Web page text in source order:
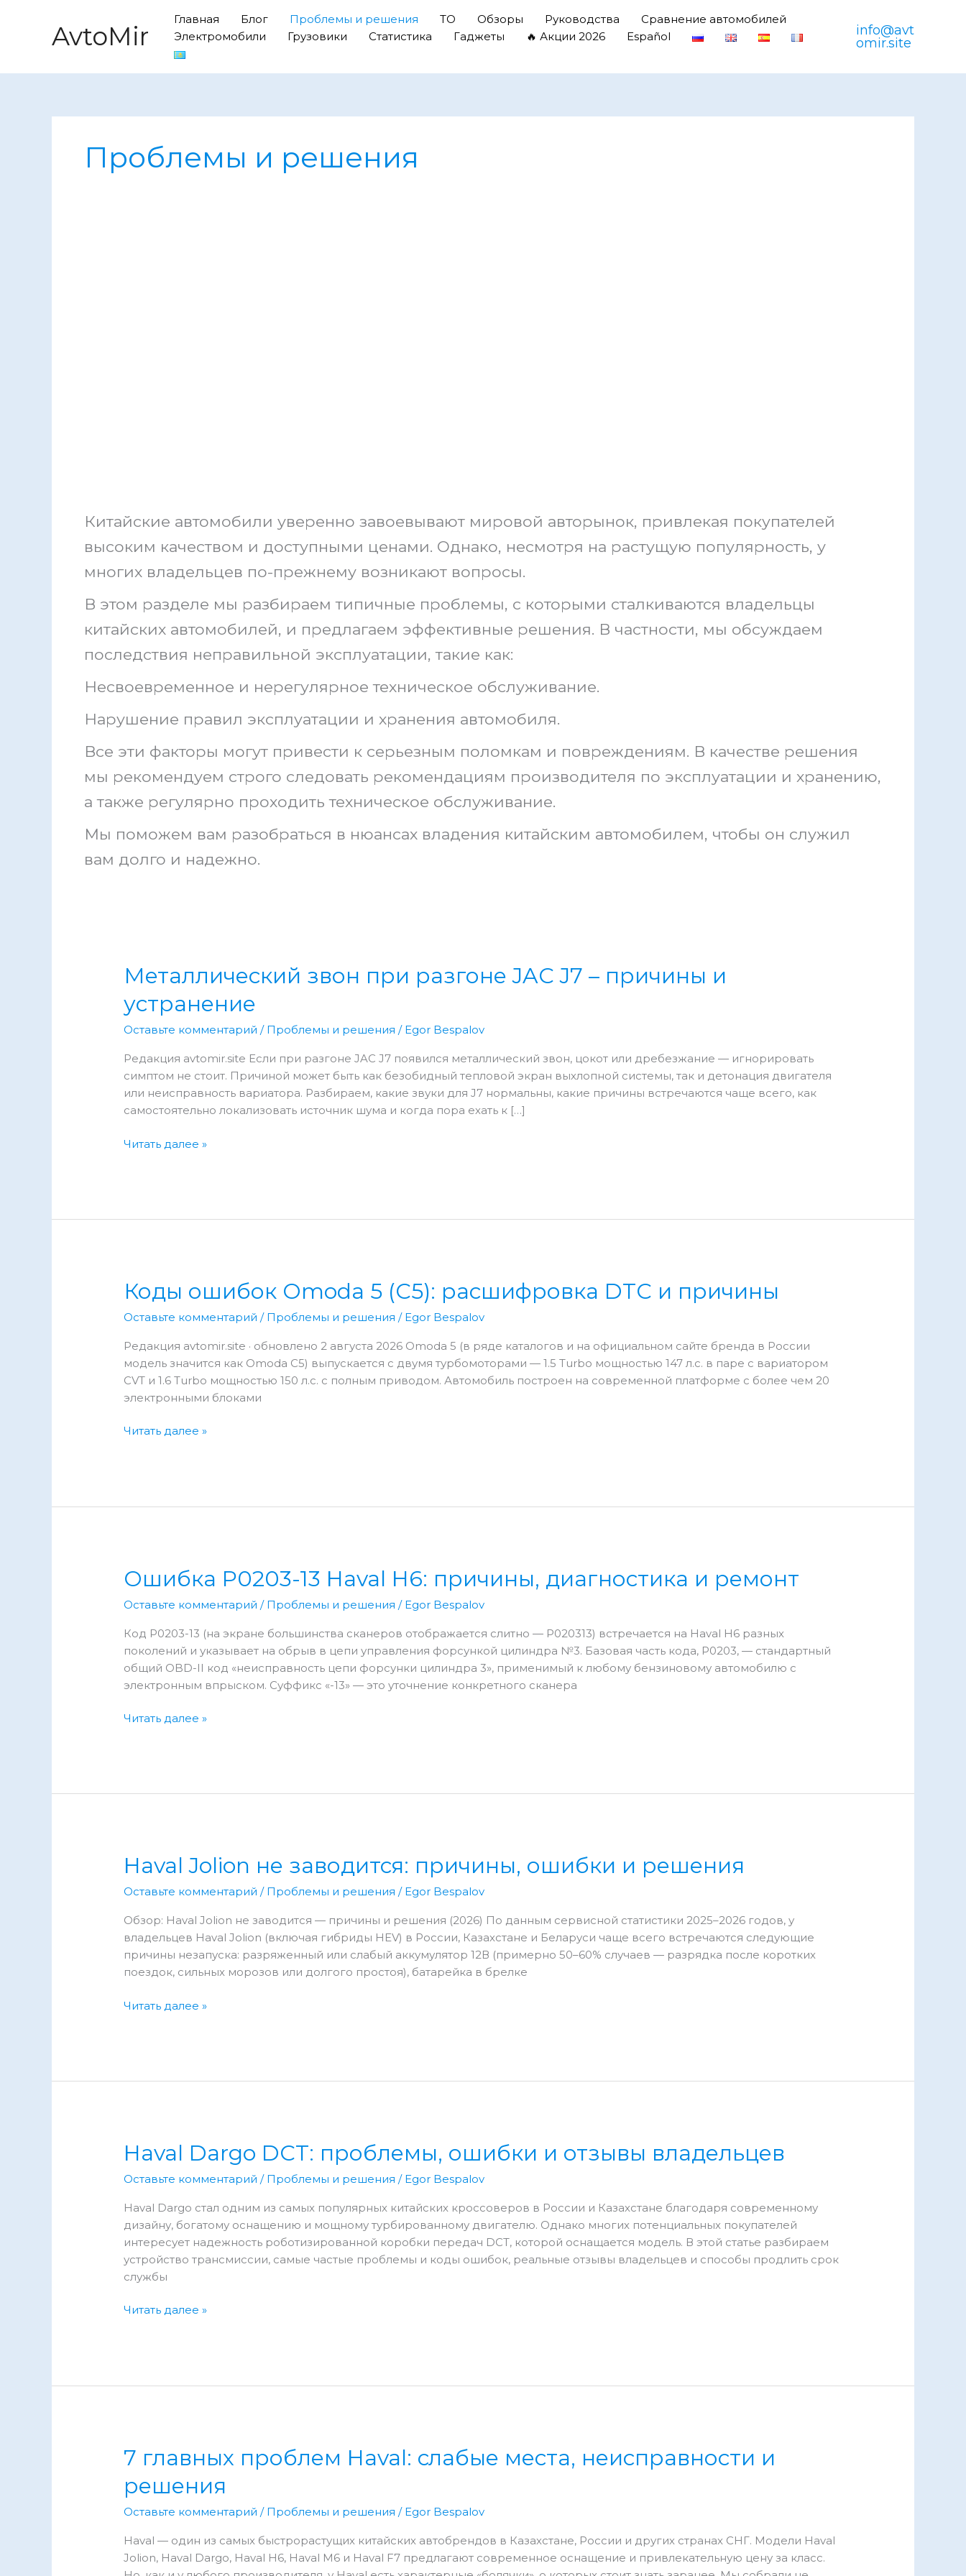
содержимомуAvtoMir
Главная Блог Проблемы и решения ТО Обзоры Руководства
Сравнение автомобилей
Электромобили
Грузовики Статистика Гаджеты 🔥 Акции 2026 Español
info@avt
omir.site
Проблемы и решения
Китайские автомобили уверенно завоевывают мировой авторынок, привлекая покупателей
высоким качеством и доступными ценами. Однако, несмотря на растущую популярность, у
многих владельцев по-прежнему возникают вопросы.
В этом разделе мы разбираем типичные проблемы, с которыми сталкиваются владельцы
китайских автомобилей, и предлагаем эффективные решения. В частности, мы обсуждаем
последствия неправильной эксплуатации, такие как:
Несвоевременное и нерегулярное техническое обслуживание.
Нарушение правил эксплуатации и хранения автомобиля.
Все эти факторы могут привести к серьезным поломкам и повреждениям. В качестве решения
мы рекомендуем строго следовать рекомендациям производителя по эксплуатации и хранению,
а также регулярно проходить техническое обслуживание.
Мы поможем вам разобраться в нюансах владения китайским автомобилем, чтобы он служил
вам долго и надежно.
Металлический звон при разгоне JAC J7 – причины и
устранение
Оставьте комментарий / Проблемы и решения / Egor Bespalov
Редакция avtomir.site Если при разгоне JAC J7 появился металлический звон, цокот или дребезжание — игнорировать
симптом не стоит. Причиной может быть как безобидный тепловой экран выхлопной системы, так и детонация двигателя
или неисправность вариатора. Разбираем, какие звуки для J7 нормальны, какие причины встречаются чаще всего, как
самостоятельно локализовать источник шума и когда пора ехать к […]
Металлический
и
устранение
Читать далее »
Коды ошибок Omoda 5 (C5): расшифровка DTC и причины
Оставьте комментарий / Проблемы и решения / Egor Bespalov
Редакция avtomir.site · обновлено 2 августа 2026 Omoda 5 (в ряде каталогов и на официальном сайте бренда в России
модель значится как Omoda C5) выпускается с двумя турбомоторами — 1.5 Turbo мощностью 147 л.с. в паре с вариатором
CVT и 1.6 Turbo мощностью 150 л.с. с полным приводом. Автомобиль построен на современной платформе с более чем 20
электронными блоками
Коды
причины
Читать далее »
Ошибка P0203-13 Haval H6: причины, диагностика и ремонт
Оставьте комментарий / Проблемы и решения / Egor Bespalov
Код P0203-13 (на экране большинства сканеров отображается слитно — P020313) встречается на Haval H6 разных
поколений и указывает на обрыв в цепи управления форсункой цилиндра №3. Базовая часть кода, P0203, — стандартный
общий OBD-II код «неисправность цепи форсунки цилиндра 3», применимый к любому бензиновому автомобилю с
электронным впрыском. Суффикс «-13» — это уточнение конкретного сканера
Ошибка
ремонт
Читать далее »
Haval Jolion не заводится: причины, ошибки и решения
Оставьте комментарий / Проблемы и решения / Egor Bespalov
Обзор: Haval Jolion не заводится — причины и решения (2026) По данным сервисной статистики 2025–2026 годов, у
владельцев Haval Jolion (включая гибриды HEV) в России, Казахстане и Беларуси чаще всего встречаются следующие
причины незапуска: разряженный или слабый аккумулятор 12В (примерно 50–60% случаев — разрядка после коротких
поездок, сильных морозов или долгого простоя), батарейка в брелке
Haval
Читать далее »
Haval Dargo DCT: проблемы, ошибки и отзывы владельцев
Оставьте комментарий / Проблемы и решения / Egor Bespalov
Haval Dargo стал одним из самых популярных китайских кроссоверов в России и Казахстане благодаря современному
дизайну, богатому оснащению и мощному турбированному двигателю. Однако многих потенциальных покупателей
интересует надежность роботизированной коробки передач DCT, которой оснащается модель. В этой статье разбираем
устройство трансмиссии, самые частые проблемы и коды ошибок, реальные отзывы владельцев и способы продлить срок
службы
Haval
Читать далее »
7 главных проблем Haval: слабые места, неисправности и
решения
Оставьте комментарий / Проблемы и решения / Egor Bespalov
Haval — один из самых быстрорастущих китайских автобрендов в Казахстане, России и других странах СНГ. Модели Haval
Jolion, Haval Dargo, Haval H6, Haval M6 и Haval F7 предлагают современное оснащение и привлекательную цену за класс.